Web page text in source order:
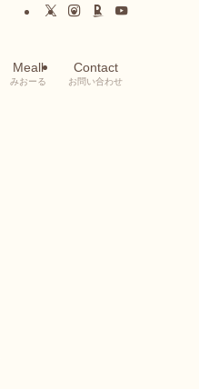
Meall
みおーる
Contact
お問い合わせ